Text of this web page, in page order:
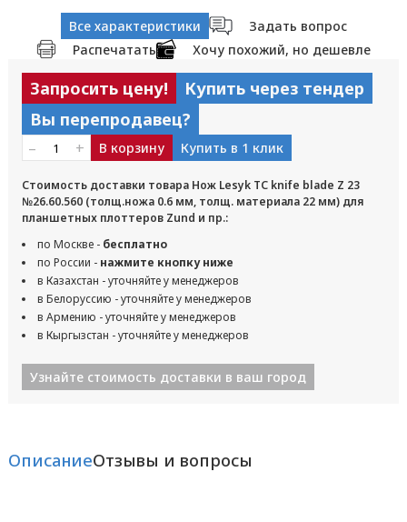
Все характеристики
Задать вопрос
Распечатать
Хочу похожий, но дешевле
Запросить цену!
Купить через тендер
Вы перепродавец?
– + В корзину Купить в 1 клик
Стоимость доставки товара Нож Lesyk TC knife blade Z 23
№26.60.560 (толщ.ножа 0.6 мм, толщ. материала 22 мм) для
планшетных плоттеров Zund и пр.:
по Москве - бесплатно
по России - нажмите кнопку ниже
в Казахстан - уточняйте у менеджеров
в Белоруссию - уточняйте у менеджеров
в Армению - уточняйте у менеджеров
в Кыргызстан - уточняйте у менеджеров
Узнайте стоимость доставки в ваш город
ОписаниеОтзывы и вопросы